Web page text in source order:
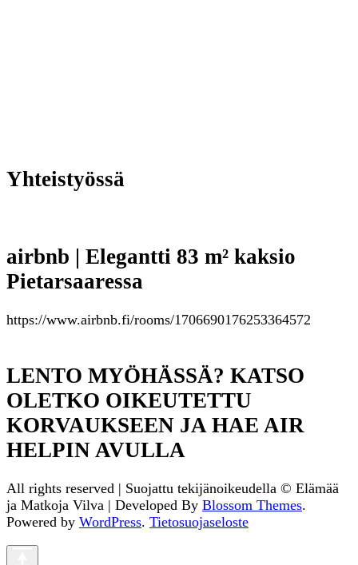
Yhteistyössä
airbnb | Elegantti 83 m² kaksio
Pietarsaaressa
https://www.airbnb.fi/rooms/1706690176253364572
LENTO MYÖHÄSSÄ? KATSO
OLETKO OIKEUTETTU
KORVAUKSEEN JA HAE AIR
HELPIN AVULLA
All rights reserved | Suojattu tekijänoikeudella © Elämää
ja Matkoja Vilva | Developed By Blossom Themes.
Powered by WordPress. Tietosuojaseloste